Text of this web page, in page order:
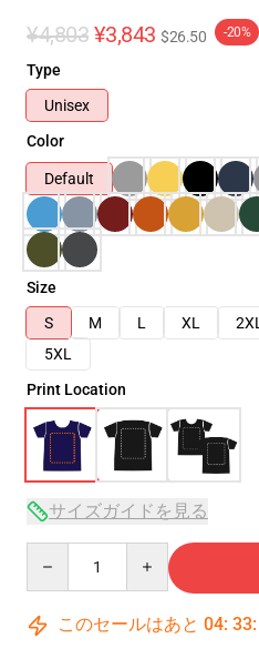
¥4,803 ¥3,843 $26.50 -20%
Type
Unisex
Color
Default
Size
S
M L XL 2XL
5XL
Print Location
サイズガイドを見る
このセールはあと 04: 33: